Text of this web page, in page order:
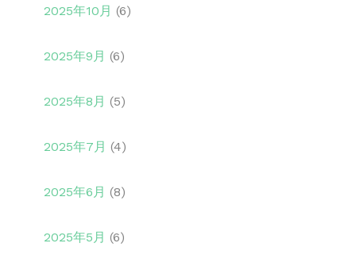
2025年10月 (6)
2025年9月 (6)
2025年8月 (5)
2025年7月 (4)
2025年6月 (8)
2025年5月 (6)